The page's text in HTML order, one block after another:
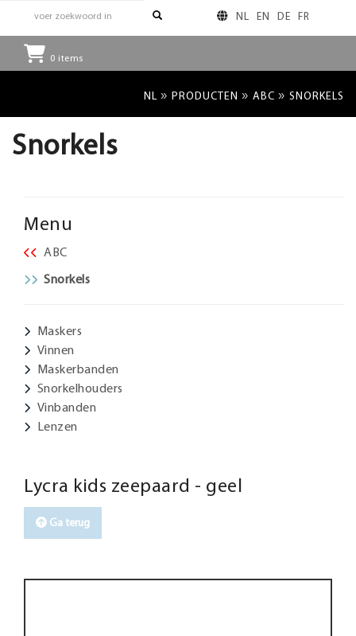
NL EN DE FR
0 items
NL » PRODUCTEN » ABC » SNORKELS
Snorkels
Menu
ABC
Snorkels
Maskers
Vinnen
Maskerbanden
Snorkelhouders
Vinbanden
Lenzen
Lycra kids zeepaard - geel
Ga terug